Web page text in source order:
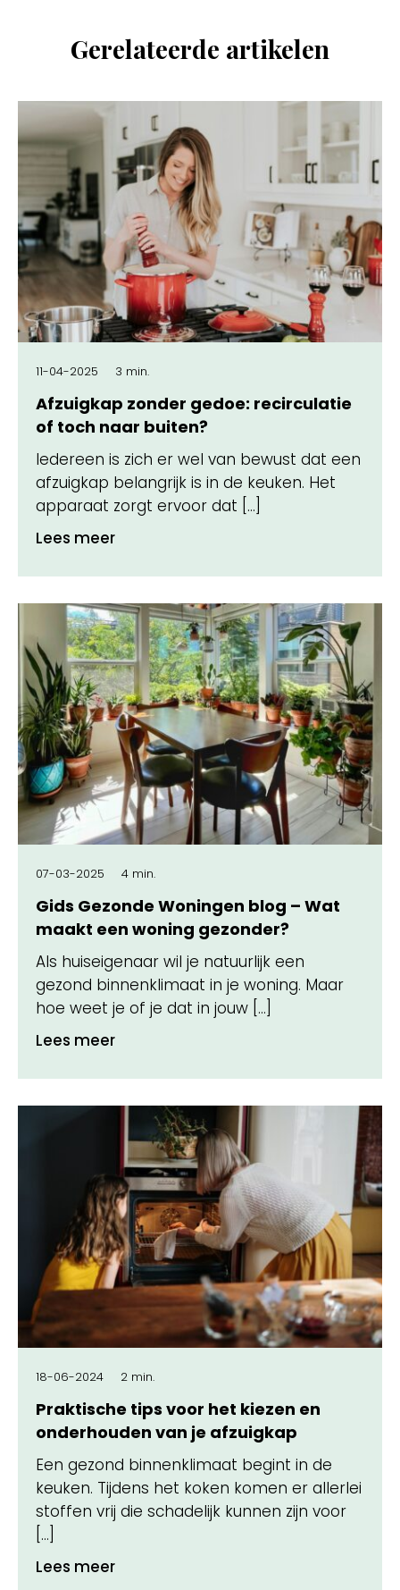
Gerelateerde artikelen
11-04-2025 3 min.
Afzuigkap zonder gedoe: recirculatie
of toch naar buiten?
Iedereen is zich er wel van bewust dat een
afzuigkap belangrijk is in de keuken. Het
apparaat zorgt ervoor dat […]
Lees meer
07-03-2025 4 min.
Gids Gezonde Woningen blog – Wat
maakt een woning gezonder?
Als huiseigenaar wil je natuurlijk een
gezond binnenklimaat in je woning. Maar
hoe weet je of je dat in jouw […]
Lees meer
18-06-2024 2 min.
Praktische tips voor het kiezen en
onderhouden van je afzuigkap
Een gezond binnenklimaat begint in de
keuken. Tijdens het koken komen er allerlei
stoffen vrij die schadelijk kunnen zijn voor
[…]
Lees meer